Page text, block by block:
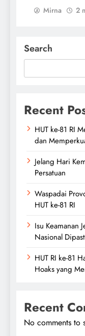
Mirna 2
Search
Recent
HUT ke-81 RI
dan
Jelang Hari
Persatuan
Waspadai
HUT ke-81 RI
Isu Keamanan
Nasional
HUT RI ke-81
Hoaks yang
Recent
No comments to